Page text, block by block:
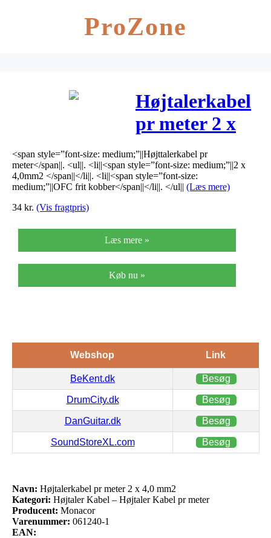
ProZone
Højtalerkabel
pr meter 2 x
4,0 mm2
<span style=”font-size: medium;”||Højttalerkabel pr
meter</span||. <ul||. <li||<span style=”font-size: medium;”||2 x
4,0mm2 </span||</li||. <li||<span style=”font-size:
medium;”||OFC frit kobber</span||</li||. </ul|| (Læs mere)
34 kr. (Vis fragtpris)
Læs mere »
Køb nu »
Webshop Link
BeKent.dk Besøg
DrumCity.dk Besøg
DanGuitar.dk Besøg
SoundStoreXL.com Besøg
Navn: Højtalerkabel pr meter 2 x 4,0 mm2
Kategori: Højtaler Kabel – Højtaler Kabel pr meter
Producent: Monacor
Varenummer: 061240-1
EAN: